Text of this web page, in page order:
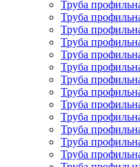
Труба
Труба
Труба
Труба
Труба
Труба
Труба
Труба
Труба
Труба
Труба
Труба
Труба